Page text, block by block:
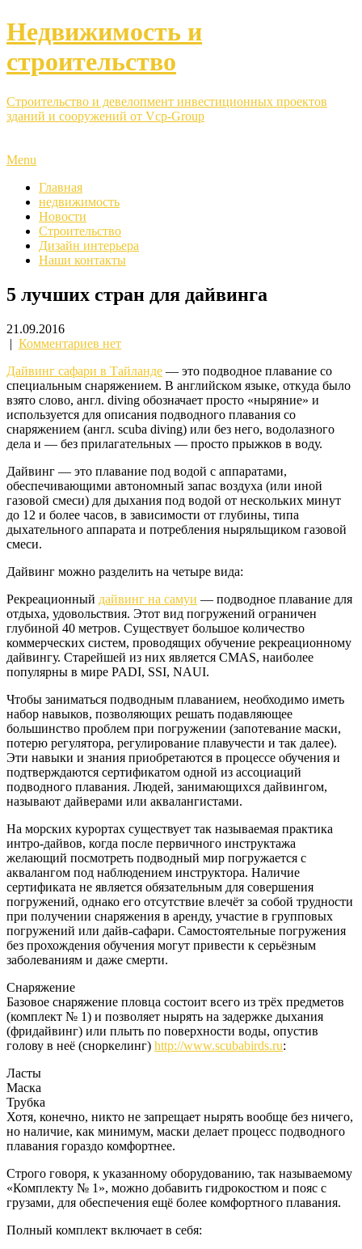
Недвижимость и
строительство
Строительство и девелопмент инвестиционных проектов
зданий и сооружений от Vcp-Group
Menu
Главная
недвижимость
Новости
Строительство
Дизайн интерьера
Наши контакты
5 лучших стран для дайвинга
21.09.2016
| Комментариев нет
Дайвинг сафари в Тайланде — это подводное плавание со
специальным снаряжением. В английском языке, откуда было
взято слово, англ. diving обозначает просто «ныряние» и
используется для описания подводного плавания со
снаряжением (англ. scuba diving) или без него, водолазного
дела и — без прилагательных — просто прыжков в воду.
Дайвинг — это плавание под водой с аппаратами,
обеспечивающими автономный запас воздуха (или иной
газовой смеси) для дыхания под водой от нескольких минут
до 12 и более часов, в зависимости от глубины, типа
дыхательного аппарата и потребления ныряльщиком газовой
смеси.
Дайвинг можно разделить на четыре вида:
Рекреационный дайвинг на самуи — подводное плавание для
отдыха, удовольствия. Этот вид погружений ограничен
глубиной 40 метров. Существует большое количество
коммерческих систем, проводящих обучение рекреационному
дайвингу. Старейшей из них является CMAS, наиболее
популярны в мире PADI, SSI, NAUI.
Чтобы заниматься подводным плаванием, необходимо иметь
набор навыков, позволяющих решать подавляющее
большинство проблем при погружении (запотевание маски,
потерю регулятора, регулирование плавучести и так далее).
Эти навыки и знания приобретаются в процессе обучения и
подтверждаются сертификатом одной из ассоциаций
подводного плавания. Людей, занимающихся дайвингом,
называют дайверами или аквалангистами.
На морских курортах существует так называемая практика
интро-дайвов, когда после первичного инструктажа
желающий посмотреть подводный мир погружается с
аквалангом под наблюдением инструктора. Наличие
сертификата не является обязательным для совершения
погружений, однако его отсутствие влечёт за собой трудности
при получении снаряжения в аренду, участие в групповых
погружений или дайв-сафари. Самостоятельные погружения
без прохождения обучения могут привести к серьёзным
заболеваниям и даже смерти.
Снаряжение
Базовое снаряжение пловца состоит всего из трёх предметов
(комплект № 1) и позволяет нырять на задержке дыхания
(фридайвинг) или плыть по поверхности воды, опустив
голову в неё (сноркелинг) http://www.scubabirds.ru:
Ласты
Маска
Трубка
Хотя, конечно, никто не запрещает нырять вообще без ничего,
но наличие, как минимум, маски делает процесс подводного
плавания гораздо комфортнее.
Строго говоря, к указанному оборудованию, так называемому
«Комплекту № 1», можно добавить гидрокостюм и пояс с
грузами, для обеспечения ещё более комфортного плавания.
Полный комплект включает в себя: